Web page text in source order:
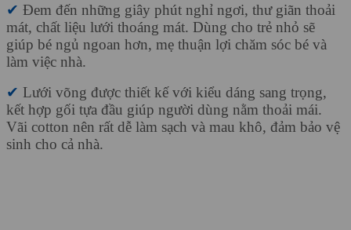
✔ Đem đến những giây phút nghỉ ngơi, thư giãn thoải
mát, chất liệu lưới thoáng mát. Dùng cho trẻ nhỏ sẽ
giúp bé ngủ ngoan hơn, mẹ thuận lợi chăm sóc bé và
làm việc nhà.
✔ Lưới võng được thiết kế với kiểu dáng sang trọng,
kết hợp gối tựa đầu giúp người dùng nằm thoải mái.
Vãi cotton nên rất dễ làm sạch và mau khô, đảm bảo vệ
sinh cho cả nhà.